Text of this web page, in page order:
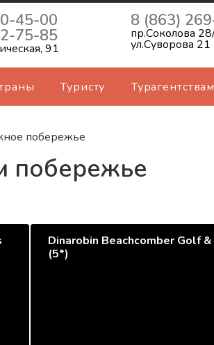
45-00
75-85
91
8 (863)
пр.Соколова
ул.Суворова 21
Туристу Турагентствам
побережье
побережье
Dinarobin Beachcomber Golf &
(5*)